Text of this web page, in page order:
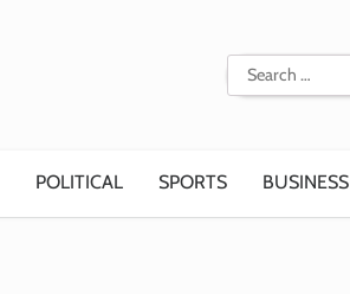
Search
for:
POLITICAL SPORTS BUSINESS